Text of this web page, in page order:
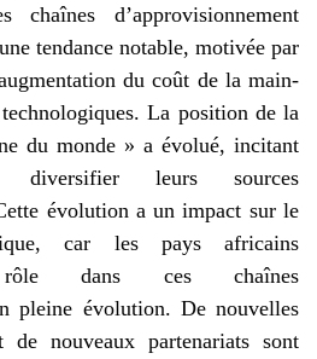
chaînes d’approvisionnement
tendance notable, motivée par
du coût de la main-
La position de la
du monde » a évolué, incitant
leurs sources
évolution a un impact sur le
car les pays africains
dans ces chaînes
pleine évolution. De nouvelles
de nouveaux partenariats sont